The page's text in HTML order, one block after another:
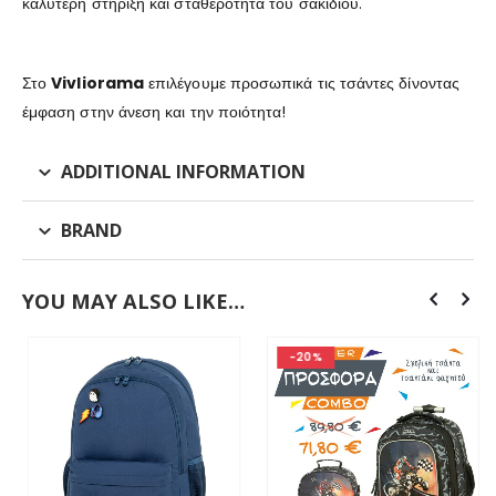
ΣτοVivlioramaεπιλέγουμε προσωπικά τις τσάντες δίνοντας
έμφαση στην άνεση και την ποιότητα!
ADDITIONAL INFORMATION
BRAND
YOU MAY ALSO LIKE…
-20%